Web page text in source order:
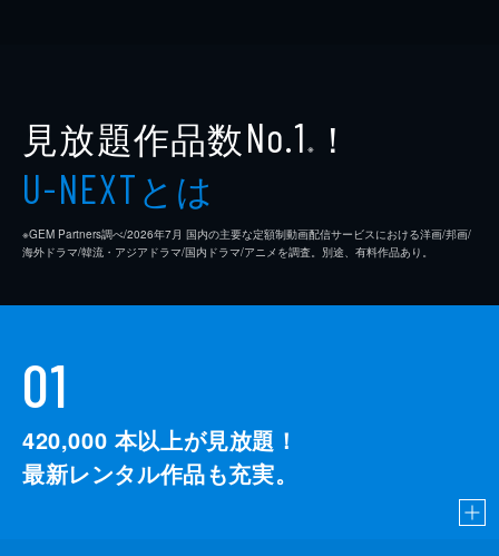
見放題作品数No.1 ※ ！
U-NEXTとは
※GEM Partners調べ/2026年7⽉ 国内の主要な定額制動画配信サービスにおける洋画/邦画/
海外ドラマ/韓流・アジアドラマ/国内ドラマ/アニメを調査。別途、有料作品あり。
01
420,000 本以上が見放題！
最新レンタル作品も充実。